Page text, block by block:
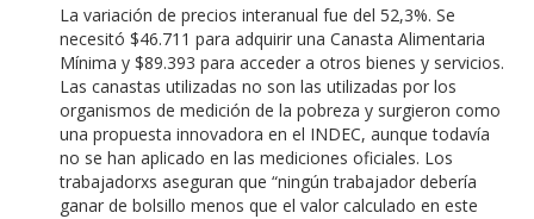
La variación de precios interanual fue del 52,3%. Se
necesitó $46.711 para adquirir una Canasta Alimentaria
Mínima y $89.393 para acceder a otros bienes y servicios.
Las canastas utilizadas no son las utilizadas por los
organismos de medición de la pobreza y surgieron como
una propuesta innovadora en el INDEC, aunque todavía
no se han aplicado en las mediciones oficiales. Los
trabajadorxs aseguran que “ningún trabajador debería
ganar de bolsillo menos que el valor calculado en este